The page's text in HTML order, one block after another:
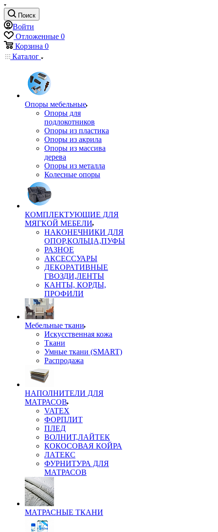
Поиск
Войти
Отложенные 0
Корзина 0
Каталог
Опоры мебельные
Опоры для
подлокотников
Опоры из пластика
Опоры из акрила
Опоры из массива
дерева
Опоры из металла
Колесные опоры
КОМПЛЕКТУЮЩИЕ ДЛЯ
МЯГКОЙ МЕБЕЛИ
НАКОНЕЧНИКИ ДЛЯ
ОПОР,КОЛЬЦА,ПУФЫ
РАЗНОЕ
АКСЕССУАРЫ
ДЕКОРАТИВНЫЕ
ГВОЗДИ,ЛЕНТЫ
КАНТЫ, КОРДЫ,
ПРОФИЛИ
Мебельные ткани
Искусственная кожа
Ткани
Умные ткани (SMART)
Распродажа
НАПОЛНИТЕЛИ ДЛЯ
МАТРАСОВ
VATEX
ФОРПЛИТ
ПЛЕД
ВОЛНИТ,ЛАЙТЕК
КОКОСОВАЯ КОЙРА
ЛАТЕКС
ФУРНИТУРА ДЛЯ
МАТРАСОВ
МАТРАСНЫЕ ТКАНИ